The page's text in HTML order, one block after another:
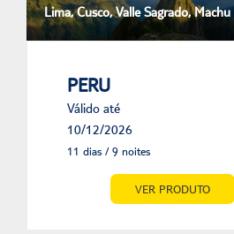
Lima, Cusco, Valle Sagrado,
PERU
Válido até
10/12/2026
11 dias / 9 noites
VER PRODUTO